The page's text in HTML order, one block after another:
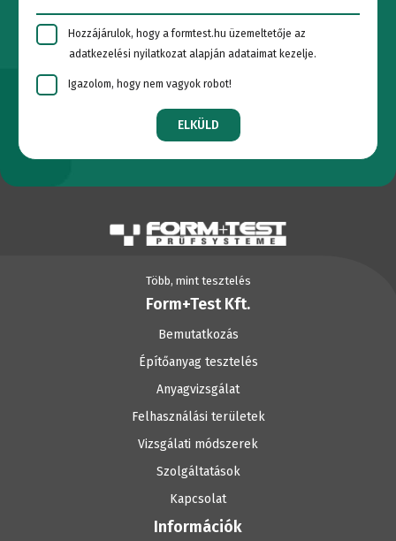
Hozzájárulok, hogy a formtest.hu üzemeltetője az
adatkezelési nyilatkozat alapján adataimat kezelje.
Igazolom, hogy nem vagyok robot!
ELKÜLD
Több, mint tesztelés
Form+Test Kft.
Bemutatkozás
Építőanyag tesztelés
Anyagvizsgálat
Felhasználási területek
Vizsgálati módszerek
Szolgáltatások
Kapcsolat
Információk